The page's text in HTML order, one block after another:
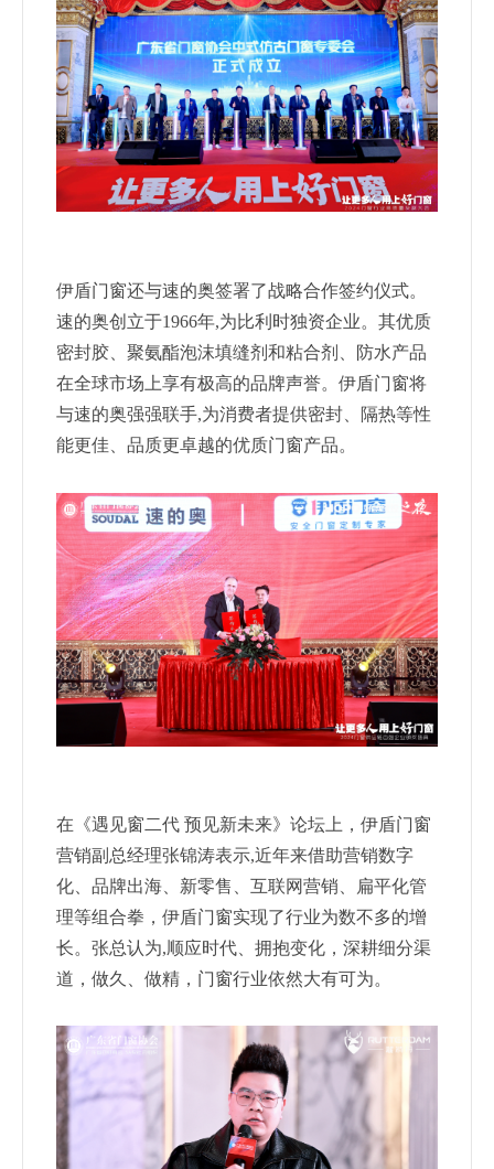
伊盾门窗还与速的奥签署了战略合作签约仪式。
速的奥创 立于1966年,为比利时独资企业。其优质
密封胶、聚氨酯泡沫填缝剂和粘合剂、防水产品
在全球市场上享有极高的品牌声誉。 伊盾门窗将
与速的奥强强联手,为消费者提供密封、隔热等性
能更佳、品质更卓越的优质门窗产品。
在《遇见窗二代 预见新未来》论坛上，伊盾门窗
营销副总经理张锦涛表示,近年来借助营销数字
化、品牌出海、新零售、互联网营销、扁平化管
理等组合拳，伊盾门窗实现了行业为数不多的增
长。张总认为,顺应时代、拥抱变化，深耕细分渠
道，做久、做精，门窗行业依然大有可为。